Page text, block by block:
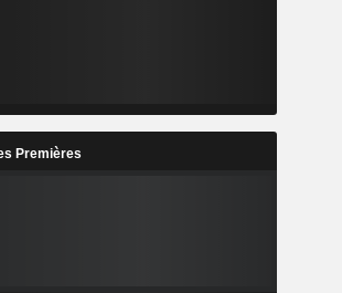
Premières